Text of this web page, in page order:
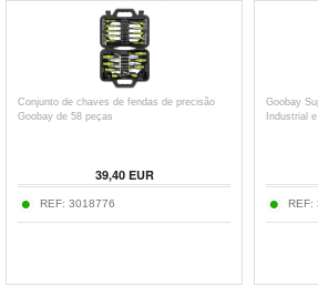
Conjunto de chaves de fendas de precisão
Goobay de 58 peças
39,40EUR
REF: 3018776
Goobay
Industrial
REF: